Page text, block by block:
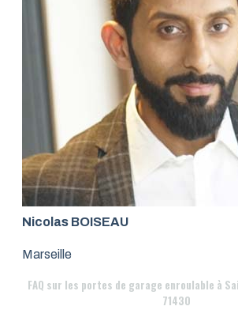
Nicolas BOISEAU
Marseille
FAQ sur les portes de garage enroulable à
71430